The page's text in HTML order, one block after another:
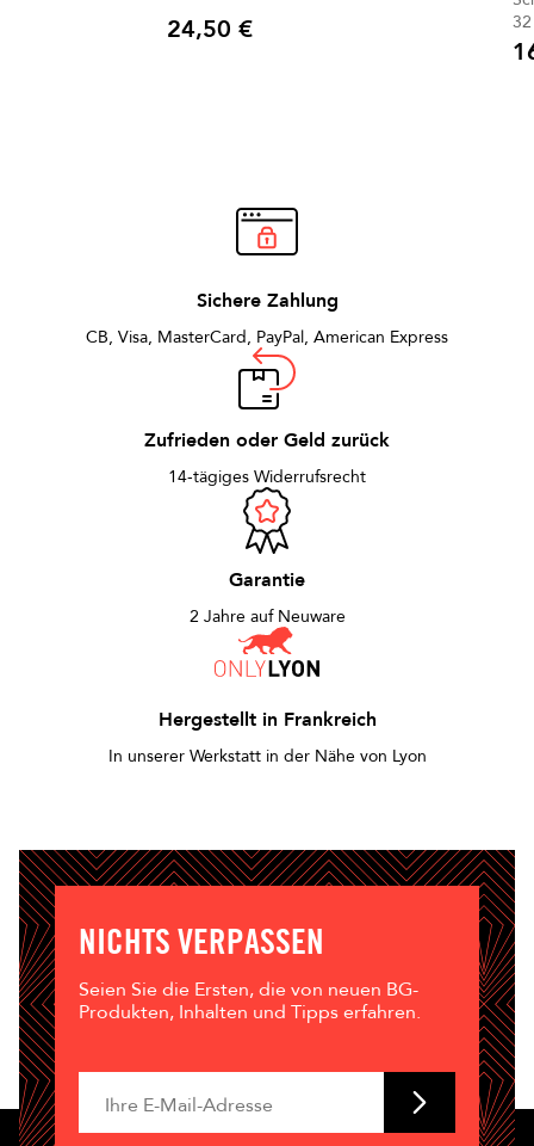
Preis
24,50 €
Sichere Zahlung
CB, Visa, MasterCard, PayPal, American Express
Zufrieden oder Geld zurück
14-tägiges Widerrufsrecht
Garantie
2 Jahre auf Neuware
Hergestellt in Frankreich
In unserer Werkstatt in der Nähe von Lyon
NICHTS VERPASSEN
Seien Sie die Ersten, die von neuen BG-
Produkten, Inhalten und Tipps erfahren.